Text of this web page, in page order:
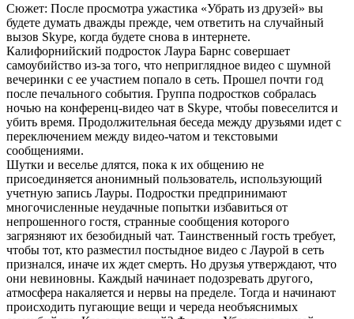
Сюжет: После просмотра ужастика «Убрать из друзей» вы
будете думать дважды прежде, чем ответить на случайный
вызов Skype, когда будете снова в интернете.
Калифорнийский подросток Лаура Барнс совершает
самоубийство из-за того, что неприглядное видео с шумной
вечеринки с ее участием попало в сеть. Прошел почти год
после печального события. Группа подростков собралась
ночью на конференц-видео чат в Skype, чтобы повеселится и
убить время. Продолжительная беседа между друзьями идет с
переключением между видео-чатом и текстовыми
сообщениями.
Шутки и веселье длятся, пока к их общению не
присоединяется анонимный пользователь, использующий
учетную запись Лауры. Подростки предпринимают
многочисленные неудачные попытки избавиться от
непрошенного гостя, странные сообщения которого
загрязняют их безобидный чат. Таинственный гость требует,
чтобы тот, кто разместил постыдное видео с Лаурой в сеть
признался, иначе их ждет смерть. Но друзья утверждают, что
они невиновны. Каждый начинает подозревать другого,
атмосфера накаляется и нервы на пределе. Тогда и начинают
происходить пугающие вещи и череда необъяснимых